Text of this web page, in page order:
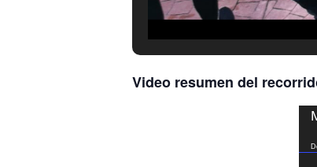
Video resumen del